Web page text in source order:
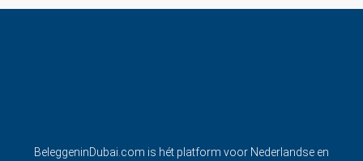
BeleggeninDubai.com is hét platform voor Nederlandse en